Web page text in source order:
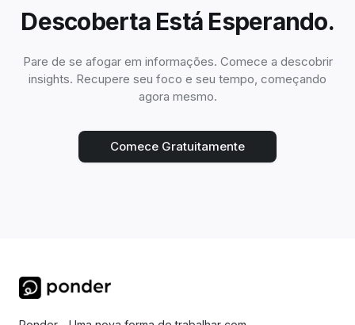
Descoberta Está Esperando.
Pare de se afogar em informações. Comece a descobrir
insights. Recupere seu foco e seu tempo, começando
agora mesmo.
Comece Gratuitamente